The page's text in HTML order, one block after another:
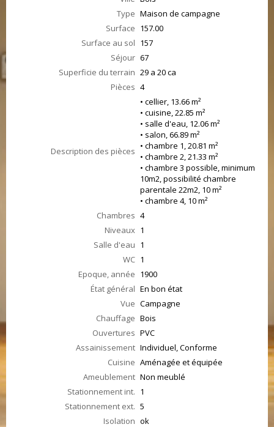
Type Maison de campagne
Surface 157.00
Surface au sol 157
Séjour 67
Superficie du terrain 29 a 20 ca
Pièces 4
Description des pièces
• cellier, 13.66 m²
• cuisine, 22.85 m²
• salle d'eau, 12.06 m²
• salon, 66.89 m²
• chambre 1, 20.81 m²
• chambre 2, 21.33 m²
• chambre 3 possible, minimum
10m2, possibilité chambre
parentale 22m2, 10 m²
• chambre 4, 10 m²
Chambres 4
Niveaux 1
Salle d'eau 1
WC 1
Epoque, année 1900
État général En bon état
Vue Campagne
Chauffage Bois
Ouvertures PVC
Assainissement Individuel, Conforme
Cuisine Aménagée et équipée
Ameublement Non meublé
Stationnement int. 1
Stationnement ext. 5
Isolation ok